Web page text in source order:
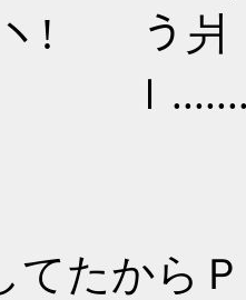
爿 八
乂ｿ
達
てたから